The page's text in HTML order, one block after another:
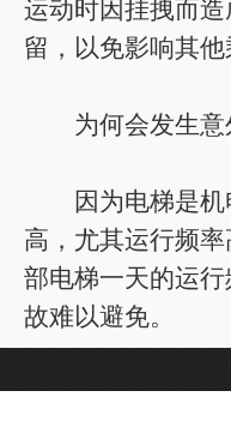
运动时因挂拽而
留，以免影响其
为何会发生意
因为电梯是机
高，尤其运行频
部电梯一天的运
故难以避免。